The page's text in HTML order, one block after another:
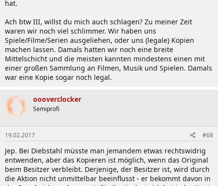
hat.
Ach btw III, willst du mich auch schlagen? Zu meiner Zeit
waren wir noch viel schlimmer. Wir haben uns
Spiele/Filme/Serien ausgeliehen, oder uns (legale) Kopien
machen lassen. Damals hatten wir noch eine breite
Mittelschicht und die meisten kannten mindestens einen mit
einer großen Sammlung an Filmen, Musik und Spielen. Damals
war eine Kopie sogar noch legal.
oooverclocker
Semiprofi
19.02.2017 #68
Jep. Bei Diebstahl müsste man jemandem etwas rechtswidrig
entwenden, aber das Kopieren ist möglich, wenn das Original
beim Besitzer verbleibt. Derjenige, der Besitzer ist, wird durch
die Aktion nicht unmittelbar beeinflusst - er bekommt davon in